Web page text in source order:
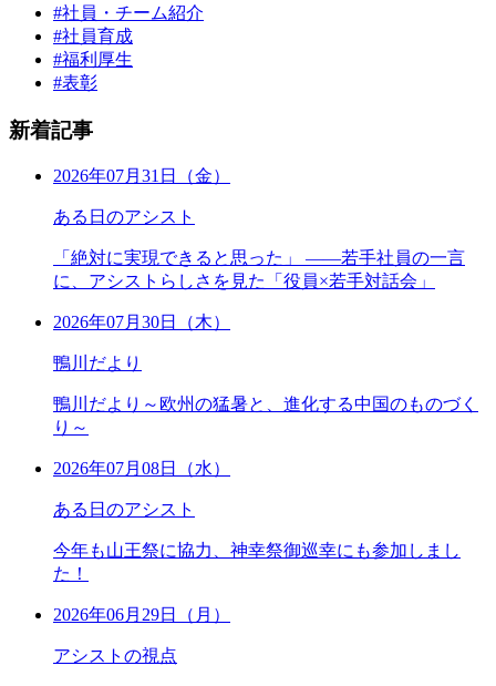
#社員・チーム紹介
#社員育成
#福利厚生
#表彰
新着記事
2026年07月31日（金）
ある日のアシスト
「絶対に実現できると思った」 ――若手社員の一言
に、アシストらしさを見た「役員×若手対話会」
2026年07月30日（木）
鴨川だより
鴨川だより～欧州の猛暑と、進化する中国のものづく
り～
2026年07月08日（水）
ある日のアシスト
今年も山王祭に協力、神幸祭御巡幸にも参加しまし
た！
2026年06月29日（月）
アシストの視点